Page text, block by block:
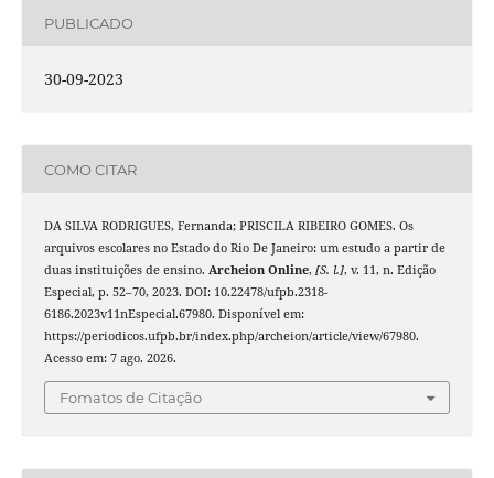
PUBLICADO
30-09-2023
COMO CITAR
DA SILVA RODRIGUES, Fernanda; PRISCILA RIBEIRO GOMES. Os
arquivos escolares no Estado do Rio De Janeiro: um estudo a partir de
duas instituições de ensino. Archeion Online, [S. l.], v. 11, n. Edição
Especial, p. 52–70, 2023. DOI: 10.22478/ufpb.2318-
6186.2023v11nEspecial.67980. Disponível em:
https://periodicos.ufpb.br/index.php/archeion/article/view/67980.
Acesso em: 7 ago. 2026.
Fomatos de Citação